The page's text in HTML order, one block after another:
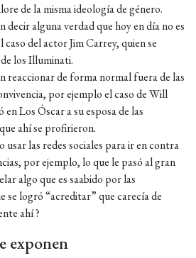
de la misma ideología de género.
decir alguna verdad que hoy en día no es
caso del actor Jim Carrey, quien se
los Illuminati.
reaccionar de forma normal fuera de las
por ejemplo el caso de Will
Los Óscar a su esposa de las
ahí se profirieron.
usar las redes sociales para ir en contra
por ejemplo, lo que le pasó al gran
algo que es saabido por las
se logró “acreditar” que carecía de
ahí ?
exponen